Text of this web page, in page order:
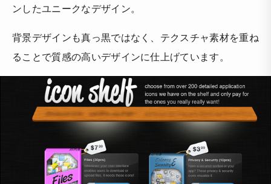
ンしたユニークなデザイン。
背景デザインも真っ黒ではなく、テクスチャ素材を重ね
ることで質感の高いデザインに仕上げています。